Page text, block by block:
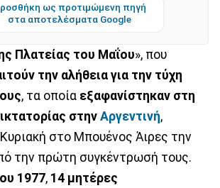
ως προτιμώμενη πηγή
στα αποτελέσματα Google
Πλατείας του Μαΐου», που
την αλήθεια για την τύχη
, τα οποία εξαφανίστηκαν στη
στην Αργεντινή,
στο Μπουένος Άιρες την
την πρώτη συγκέντρωσή τους.
1977, 14 μητέρες